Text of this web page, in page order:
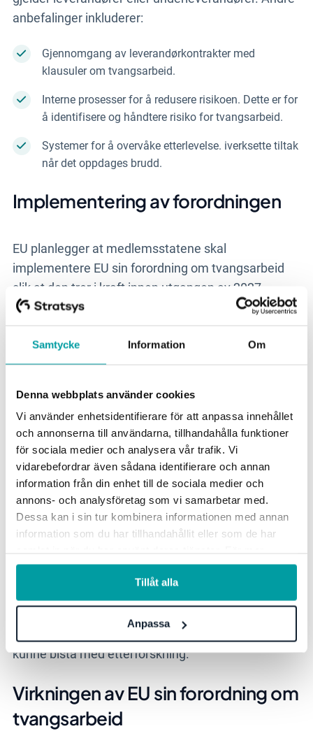
Samtycke Information Om
Denna webbplats använder cookies
Vi använder enhetsidentifierare för att anpassa innehållet
och annonserna till användarna, tillhandahålla funktioner
för sociala medier och analysera vår trafik. Vi
vidarebefordrar även sådana identifierare och annan
information från din enhet till de sociala medier och
annons- och analysföretag som vi samarbetar med.
Dessa kan i sin tur kombinera informationen med annan
information som du har tillhandahållit eller som de har
information, se vårintegritetspolicy.
Tillåt alla
Anpassa
anbefalinger inkluderer:
Gjennomgang av leverandørkontrakter med
klausuler om tvangsarbeid.
Interne prosesser for å redusere risikoen. Dette er for
å identifisere og håndtere risiko for tvangsarbeid.
Systemer for å overvåke etterlevelse. iverksette tiltak
når det oppdages brudd.
Implementering av forordningen
EU planlegger at medlemsstatene skal
implementere EU sin forordning om tvangsarbeid
slik at den trer i kraft innen utgangen av 2027.
Etterlevelse av forordningen skal sikres ved at hvert
Disse myndighetene vil deretter avgjøre hvilke
produkter som skal forbys. Medlemsstatene vil
sanksjonsnivået og sikre at regelverket overholdes.
For å støtte de nasjonale myndighetene i deres
arbeid vil EU-kommisjonen opprette en database
over høyrisikoprodukter og -områder, basert på en
risikobasert modell. Dette betyr at selskaper som
driver virksomhet i bestemte sektorer, kan forvente
et høyere kontrollnivå.
Det er en forventning om at de ulike myndighetene
vil samarbeide med hverandre og med EU-
tvangsarbeid utenfor EU, vil EU-kommisjonen også
kunne bistå med etterforskning.
Virkningen av EU sin forordning om
tvangsarbeid